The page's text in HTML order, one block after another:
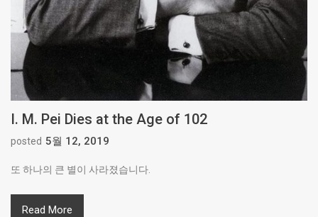
I. M. Pei Dies at the Age of 102
posted 5월 12, 2019
또 하나의 큰 별이 사라졌습니다.
Read More